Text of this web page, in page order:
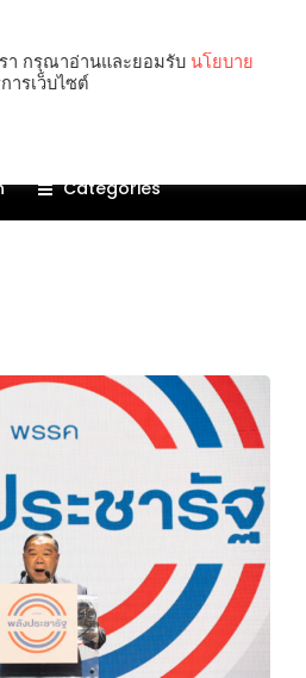
Categories
า กรุณาอ่านและยอมรับ นโยบาย
ารเว็บไซต์